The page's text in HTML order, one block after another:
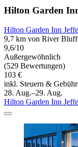
Hilton Garden
Hilton Garden Inn
9,7 km von River
9,6/10
Außergewöhnlich
(529 Bewertungen)
103 €
inkl. Steuern &
28. Aug.–29. Aug.
Hilton Garden Inn